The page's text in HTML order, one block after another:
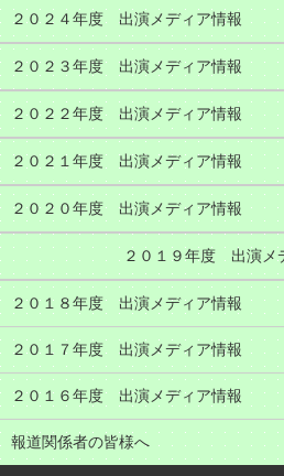
２０２４年度 出演メディア情報
２０２３年度 出演メディア情報
２０２２年度 出演メディア情報
２０２１年度 出演メディア情報
２０２０年度 出演メディア情報
２０１９年度 出演メデ
２０１８年度 出演メディア情報
２０１７年度 出演メディア情報
２０１６年度 出演メディア情報
報道関係者の皆様へ